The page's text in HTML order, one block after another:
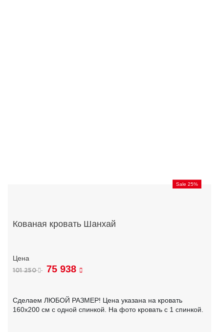
Sale 25%
Кованая кровать Шанхай
101 250 75 938
Сделаем ЛЮБОЙ РАЗМЕР! Цена указана на кровать
160х200 см с одной спинкой. На фото кровать с 1 спинкой.